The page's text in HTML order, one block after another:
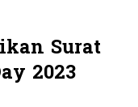
Surat
2023